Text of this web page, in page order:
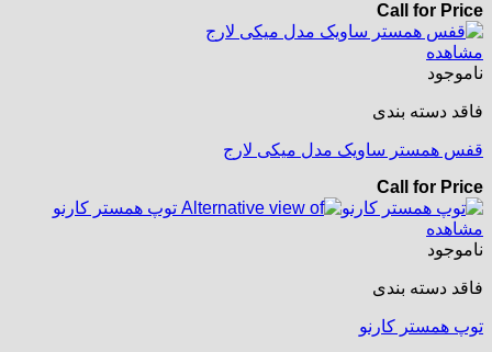
Call for Price
مشاهده
ناموجود
فاقد دسته بندی
قفس همستر ساویک مدل میکی لارج
Call for Price
مشاهده
ناموجود
فاقد دسته بندی
توپ همستر کارنو